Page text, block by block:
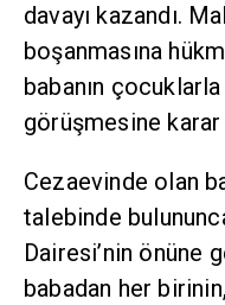
davayı kazandı.
boşanmasına
babanın
görüşmesine
Cezaevinde olan
talebinde
Dairesi’nin önüne
babadan her